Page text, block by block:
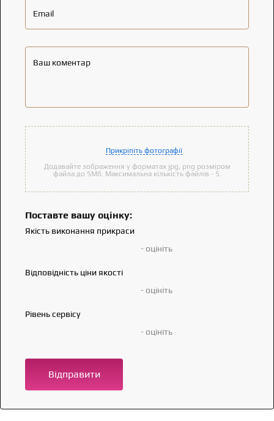
Email
Ваш коментар
Прикріпіть фотографії
Додавайте зображення у форматах jpg, png розміром
файла до 5Мб. Максимальна кількість файлів - 5.
Поставте вашу оцінку:
Якість виконання прикраси
- оцініть
Відповідність ціни якості
- оцініть
Рівень сервісу
- оцініть
Відправити